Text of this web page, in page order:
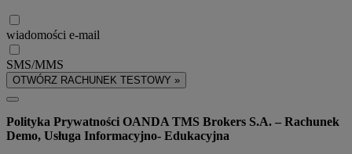
wiadomości e-mail
SMS/MMS
OTWÓRZ RACHUNEK TESTOWY »
Polityka Prywatności OANDA TMS Brokers S.A. – Rachunek
Demo, Usługa Informacyjno- Edukacyjna